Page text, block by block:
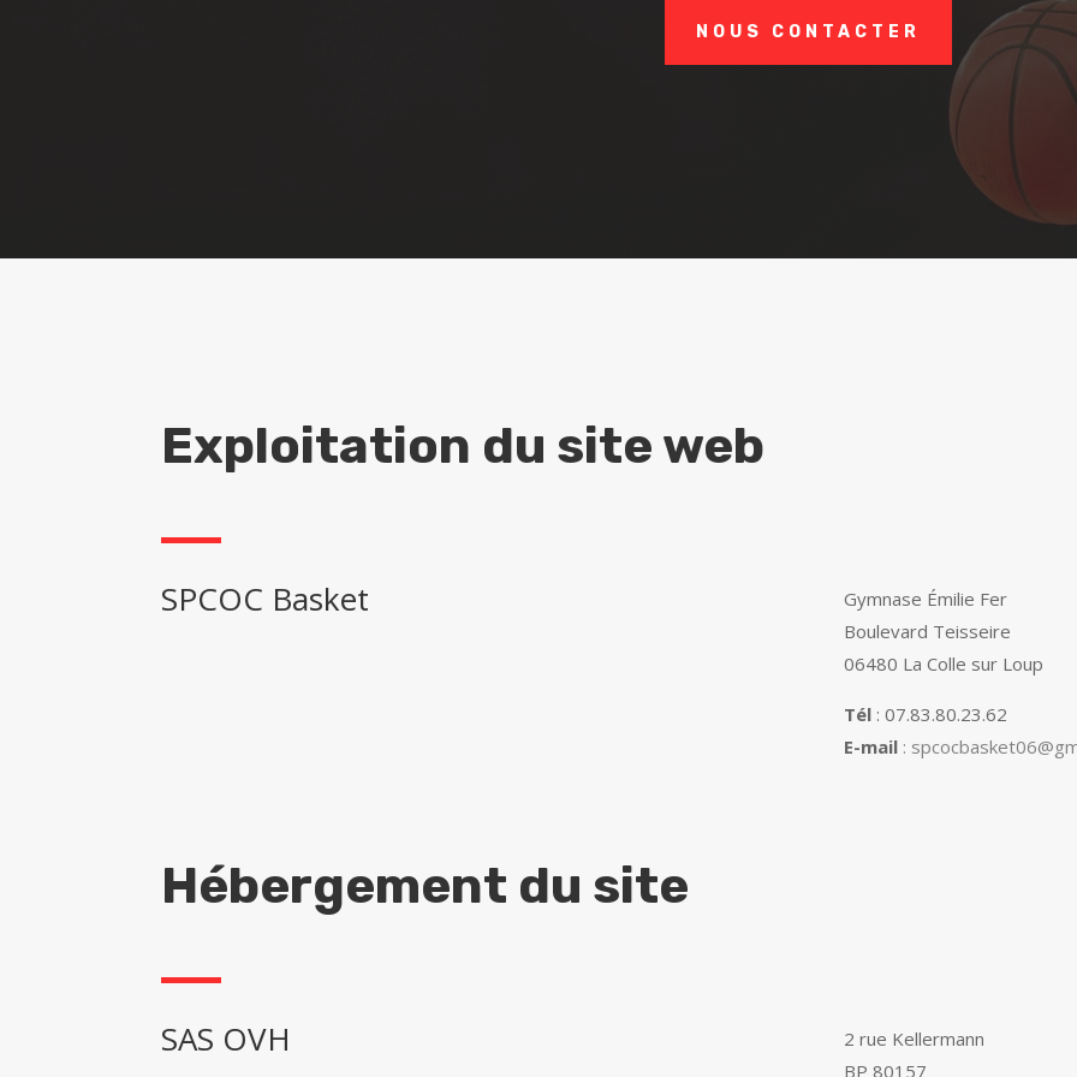
NOUS CONTACTER
Exploitation du site web
SPCOC Basket
Gymnase Émilie Fer
Boulevard Teisseire
06480 La Colle sur Loup
Tél : 07.83.80.23.62
E-mail :
Hébergement du site
SAS OVH
2 rue Kellermann
BP 80157